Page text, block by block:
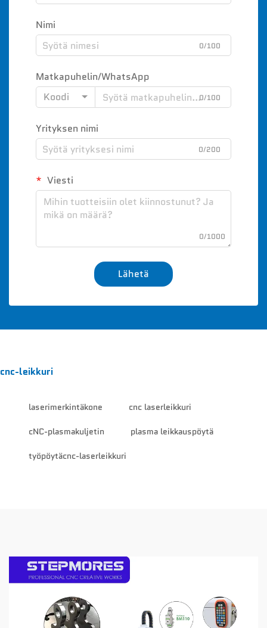
Nimi
0/100
Matkapuhelin/WhatsApp
Koodi
0/100
Yrityksen nimi
0/200
Viesti
0/1000
Lähetä
cnc-leikkuri
laserimerkintäkone cnc laserleikkuri
cNC-plasmakuljetin plasma leikkauspöytä
työpöytäcnc-laserleikkuri